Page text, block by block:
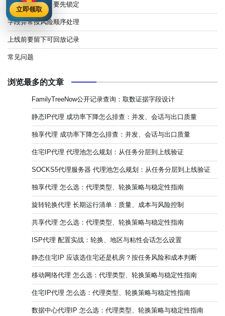
市场和会话窗口要先锁定
字段异常按风险顺序处理
上线前要留下可回放记录
常见问题
浏览最多的文章
FamilyTreeNow公开记录查询：取数证据字段设计
静态IP代理 成功率下降怎么排查：并发、会话与出口质量
独享代理 成功率下降怎么排查：并发、会话与出口质量
住宅IP代理 代理池怎么规划：从任务分层到上线验证
SOCKS5代理服务器 代理池怎么规划：从任务分层到上线验证
独享代理 怎么选：代理类型、轮换策略与稳定性指南
旋转轮换代理 长期运行清单：质量、成本与风险控制
共享代理 怎么选：代理类型、轮换策略与稳定性指南
ISP代理 配置实战：轮换、地区与粘性会话怎么设置
静态住宅IP 应该选住宅还是机房？按任务风险和成本判断
移动网络代理 怎么选：代理类型、轮换策略与稳定性指南
住宅IP代理 怎么选：代理类型、轮换策略与稳定性指南
数据中心代理IP 怎么选：代理类型、轮换策略与稳定性指南
立即领取